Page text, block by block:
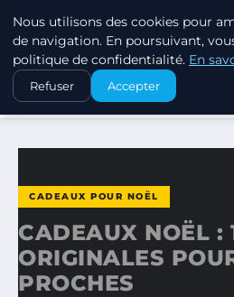
SWISSTALES
ACCUEIL
CADEAUX POUR NOËL
CADEAUX NOËL : 10 IDÉES
CADEAUX POUR NOËL
CADEAUX NOËL :
ORIGINALES
PROCHES
Nous utilisons des cookies pour
de navigation. En poursuivant,
politique de confidentialité. En
Refuser Accepter